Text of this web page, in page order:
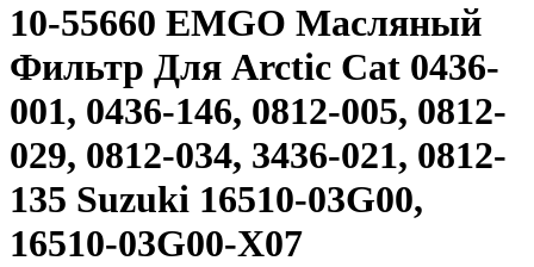
10-55660 EMGO Масляный
Фильтр Для Arctic Cat 0436-
001, 0436-146, 0812-005, 0812-
029, 0812-034, 3436-021, 0812-
135 Suzuki 16510-03G00,
16510-03G00-X07